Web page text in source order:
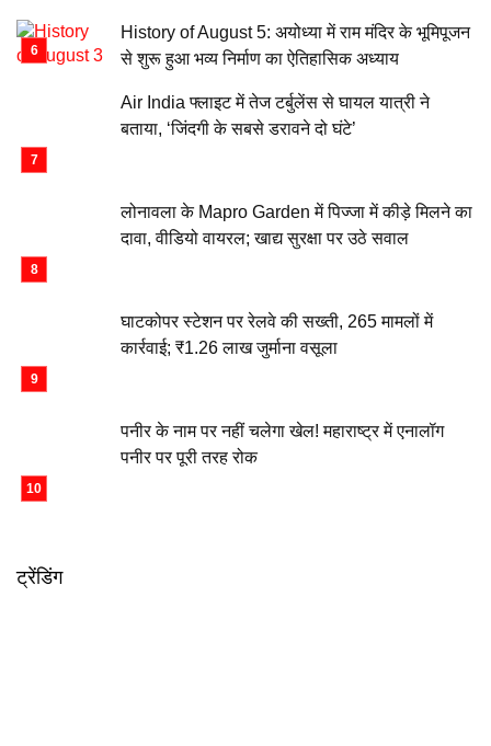
History of August 5: अयोध्या में राम मंदिर के भूमिपूजन
से शुरू हुआ भव्य निर्माण का ऐतिहासिक अध्याय
Air India फ्लाइट में तेज टर्बुलेंस से घायल यात्री ने
बताया, ‘जिंदगी के सबसे डरावने दो घंटे’
लोनावला के Mapro Garden में पिज्जा में कीड़े मिलने का
दावा, वीडियो वायरल; खाद्य सुरक्षा पर उठे सवाल
घाटकोपर स्टेशन पर रेलवे की सख्ती, 265 मामलों में
कार्रवाई; ₹1.26 लाख जुर्माना वसूला
पनीर के नाम पर नहीं चलेगा खेल! महाराष्ट्र में एनालॉग
पनीर पर पूरी तरह रोक
ट्रेंडिंग